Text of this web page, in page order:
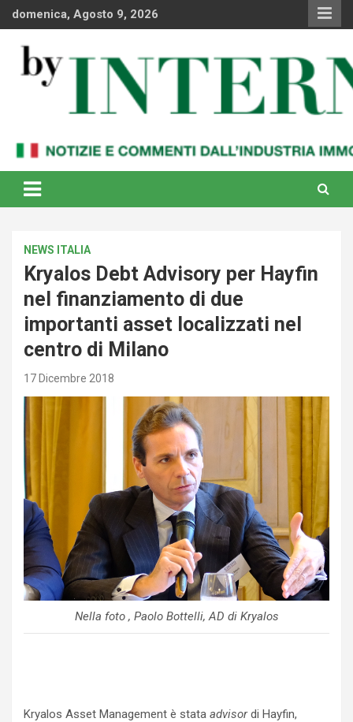
Skipdomenica, Agosto 9, 2026
By Internews
internazionale
NEWS ITALIA
Kryalos Debt Advisory per Hayfin
nel finanziamento di due
importanti asset localizzati nel
centro di Milano
17 Dicembre 2018
Nella foto , Paolo Bottelli, AD di Kryalos
Kryalos Asset Management è stata advisordi Hayfin,